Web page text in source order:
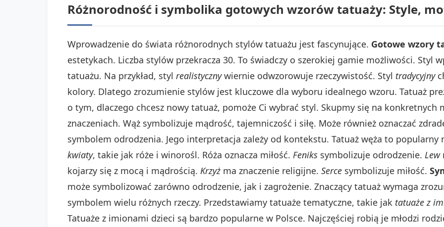
Różnorodność i symbolika gotowych wzorów tatuaży: Style,
Wprowadzenie do świata różnorodnych stylów tatuażu jest fascynujące. Gotowe wzory
estetykach. Liczba stylów przekracza 30. To świadczy o szerokiej gamie możliwości. Styl
tatuażu. Na przykład, styl realistycznywiernie odwzorowuje rzeczywistość. Styl tradycyjny
kolory. Dlatego zrozumienie stylów jest kluczowe dla wyboru idealnego wzoru. Tatuaż
o tym, dlaczego chcesz nowy tatuaż, pomoże Ci wybrać styl. Skupmy się na konkretnych
znaczeniach. Wąż symbolizuje mądrość, tajemniczość i siłę. Może również oznaczać
symbolem odrodzenia. Jego interpretacja zależy od kontekstu. Tatuaż węża to
kwiaty, takie jak róże i winorośl. Róża oznacza miłość. Feniks symbolizuje odrodzenie. Lew
kojarzy się z mocą i mądrością. Krzyż ma znaczenie religijne. Serce symbolizuje miłość.
może symbolizować zarówno odrodzenie, jak i zagrożenie. Znaczący tatuaż wymaga
symbolem wielu różnych rzeczy. Przedstawiamy tatuaże tematyczne, takie jak tatuaże z
Tatuaże z imionami dzieci są bardzo popularne w Polsce. Najczęściej robią je młodzi